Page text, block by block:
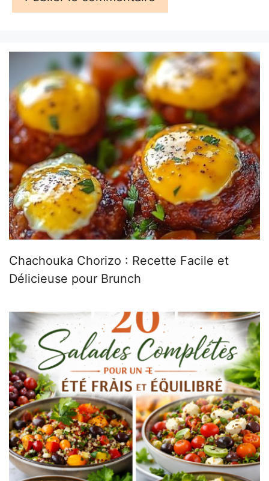
Chachouka Chorizo : Recette Facile et
Délicieuse pour Brunch